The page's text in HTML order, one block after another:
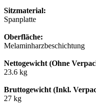
Sitzmaterial:
Spanplatte
Oberfläche:
Melaminharzbeschichtung
Nettogewicht (Ohne
23.6 kg
Bruttogewicht (Inkl.
27 kg